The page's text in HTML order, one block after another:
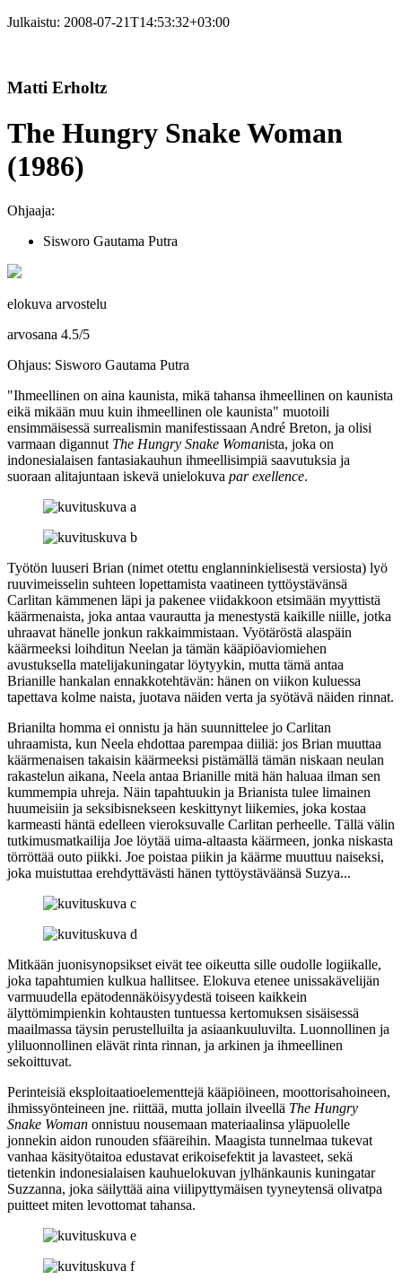
Julkaistu: 2008-07-21T14:53:32+03:00
Matti Erholtz
The Hungry Snake Woman
(1986)
Ohjaaja:
Sisworo Gautama Putra
elokuva arvostelu
arvosana 4.5/5
Ohjaus: Sisworo Gautama Putra
"Ihmeellinen on aina kaunista, mikä tahansa ihmeellinen on kaunista
eikä mikään muu kuin ihmeellinen ole kaunista" muotoili
ensimmäisessä surrealismin manifestissaan André Breton, ja olisi
varmaan digannut The Hungry Snake Womanista, joka on
indonesialaisen fantasiakauhun ihmeellisimpiä saavutuksia ja
suoraan alitajuntaan iskevä unielokuva par exellence.
Työtön luuseri Brian (nimet otettu englanninkielisestä versiosta) lyö
ruuvimeisselin suhteen lopettamista vaatineen tyttöystävänsä
Carlitan kämmenen läpi ja pakenee viidakkoon etsimään myyttistä
käärmenaista, joka antaa vaurautta ja menestystä kaikille niille, jotka
uhraavat hänelle jonkun rakkaimmistaan. Vyötäröstä alaspäin
käärmeeksi loihditun Neelan ja tämän kääpiöaviomiehen
avustuksella matelijakuningatar löytyykin, mutta tämä antaa
Brianille hankalan ennakkotehtävän: hänen on viikon kuluessa
tapettava kolme naista, juotava näiden verta ja syötävä näiden rinnat.
Brianilta homma ei onnistu ja hän suunnittelee jo Carlitan
uhraamista, kun Neela ehdottaa parempaa diiliä: jos Brian muuttaa
käärmenaisen takaisin käärmeeksi pistämällä tämän niskaan neulan
rakastelun aikana, Neela antaa Brianille mitä hän haluaa ilman sen
kummempia uhreja. Näin tapahtuukin ja Brianista tulee limainen
huumeisiin ja seksibisnekseen keskittynyt liikemies, joka kostaa
karmeasti häntä edelleen vieroksuvalle Carlitan perheelle. Tällä välin
tutkimusmatkailija Joe löytää uima-altaasta käärmeen, jonka niskasta
törröttää outo piikki. Joe poistaa piikin ja käärme muuttuu naiseksi,
joka muistuttaa erehdyttävästi hänen tyttöystäväänsä Suzya...
Mitkään juonisynopsikset eivät tee oikeutta sille oudolle logiikalle,
joka tapahtumien kulkua hallitsee. Elokuva etenee unissakävelijän
varmuudella epätodennäköisyydestä toiseen kaikkein
älyttömimpienkin kohtausten tuntuessa kertomuksen sisäisessä
maailmassa täysin perustelluilta ja asiaankuuluvilta. Luonnollinen ja
yliluonnollinen elävät rinta rinnan, ja arkinen ja ihmeellinen
sekoittuvat.
Perinteisiä eksploitaatioelementtejä kääpiöineen, moottorisahoineen,
ihmissyönteineen jne. riittää, mutta jollain ilveellä The Hungry
Snake Woman onnistuu nousemaan materiaalinsa yläpuolelle
jonnekin aidon runouden sfääreihin. Maagista tunnelmaa tukevat
vanhaa käsityötaitoa edustavat erikoisefektit ja lavasteet, sekä
tietenkin indonesialaisen kauhuelokuvan jylhänkaunis kuningatar
Suzzanna, joka säilyttää aina viilipyttymäisen tyyneytensä olivatpa
puitteet miten levottomat tahansa.